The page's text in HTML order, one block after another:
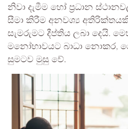
නිවා දැමීම හෝ ප්‍රධාන
සීමා කිරීම අනවශ්‍ය
සැමරුමට දීප්තිය ලබා දෙයි.
මනෝභාවයට බාධා නොකර,
සුමටව මුසු වේ.